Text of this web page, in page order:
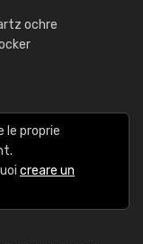
ochre
le proprie
creare un